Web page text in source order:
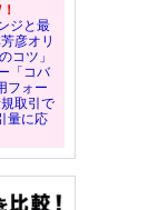
ジと最
彦オリ
コツ」
「コバ
フォー
取引で
量に応